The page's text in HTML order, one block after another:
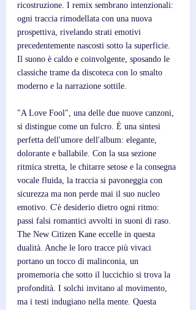
ricostruzione. I remix sembrano intenzionali:
ogni traccia rimodellata con una nuova
prospettiva, rivelando strati emotivi
precedentemente nascosti sotto la superficie.
Il suono è caldo e coinvolgente, sposando le
classiche trame da discoteca con lo smalto
moderno e la narrazione sottile.
"A Love Fool", una delle due nuove canzoni,
si distingue come un fulcro. È una sintesi
perfetta dell'umore dell'album: elegante,
dolorante e ballabile. Con la sua sezione
ritmica stretta, le chitarre setose e la consegna
vocale fluida, la traccia si pavoneggia con
sicurezza ma non perde mai il suo nucleo
emotivo. C'è desiderio dietro ogni ritmo:
passi falsi romantici avvolti in suoni di raso.
The New Citizen Kane eccelle in questa
dualità. Anche le loro tracce più vivaci
portano un tocco di malinconia, un
promemoria che sotto il luccichio si trova la
profondità. I solchi invitano al movimento,
ma i testi indugiano nella mente. Questa